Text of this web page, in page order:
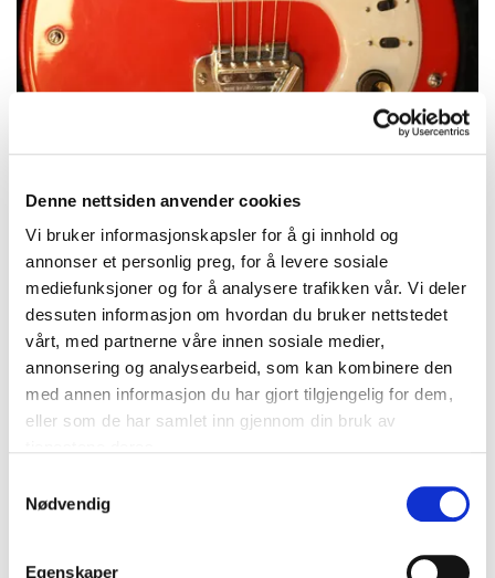
Denne nettsiden anvender cookies
Vi bruker informasjonskapsler for å gi innhold og
annonser et personlig preg, for å levere sosiale
mediefunksjoner og for å analysere trafikken vår. Vi deler
dessuten informasjon om hvordan du bruker nettstedet
vårt, med partnerne våre innen sosiale medier,
annonsering og analysearbeid, som kan kombinere den
med annen informasjon du har gjort tilgjengelig for dem,
eller som de har samlet inn gjennom din bruk av
Nødvendig
Egenskaper
527606, rød akryl og vinyl, år 1962, made in Sweden, kryssfinér,
22 bånd, 2 x Hagström single-coil, originalt Hagström Tremar
vibratosystem, ca 2.9kg, tverrgående alderssprekk/rynke i akryl
og vinyl, med Peavey hardcase Vekt: 0 g Kontakt Lånekontoret
for frakt
Utropspris
6 000 kr
Budleder:-
Oslo Kirkegata